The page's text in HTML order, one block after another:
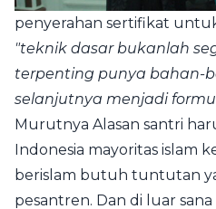
penyerahan sertifikat
"teknik dasar bukanlah
terpenting punya bahan-
selanjutnya menjadi
Murutnya Alasan santri
Indonesia mayoritas islam
berislam butuh tuntutan
pesantren. Dan di luar